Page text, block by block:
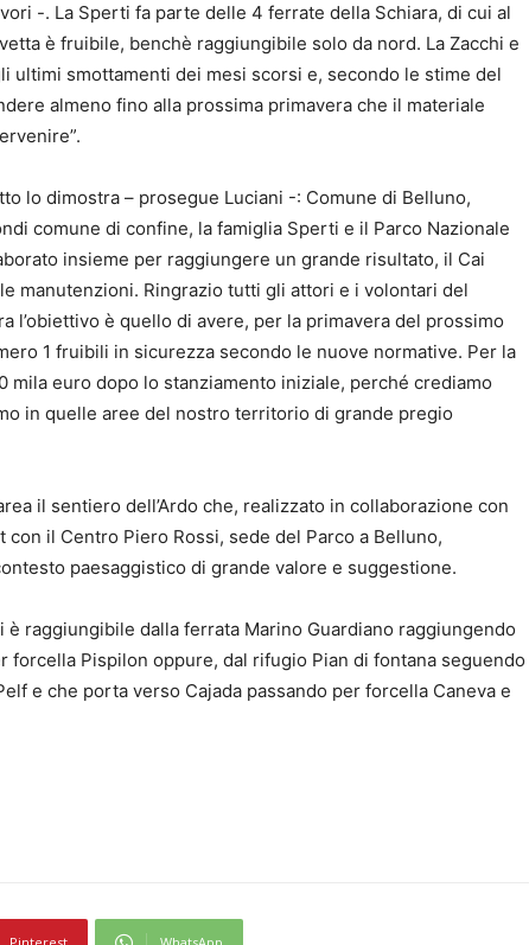
-. La Sperti fa parte delle 4 ferrate della Schiara, di cui al
è fruibile, benchè raggiungibile solo da nord. La Zacchi e
ultimi smottamenti dei mesi scorsi e, secondo le stime del
almeno fino alla prossima primavera che il materiale
lo dimostra – prosegue Luciani -: Comune di Belluno,
comune di confine, la famiglia Sperti e il Parco Nazionale
insieme per raggiungere un grande risultato, il Cai
manutenzioni. Ringrazio tutti gli attori e i volontari del
l’obiettivo è quello di avere, per la primavera del prossimo
1 fruibili in sicurezza secondo le nuove normative. Per la
mila euro dopo lo stanziamento iniziale, perché crediamo
in quelle aree del nostro territorio di grande pregio
il sentiero dell’Ardo che, realizzato in collaborazione con
con il Centro Piero Rossi, sede del Parco a Belluno,
paesaggistico di grande valore e suggestione.
raggiungibile dalla ferrata Marino Guardiano raggiungendo
forcella Pispilon oppure, dal rifugio Pian di fontana seguendo
e che porta verso Cajada passando per forcella Caneva e